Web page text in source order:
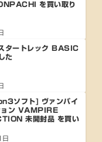
を買い取り
ートレック BASIC
た
ソフト] ヴァンパイ
ョン VAMPIRE
未開封品 を買い